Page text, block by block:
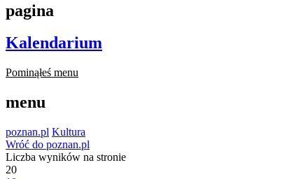
pagina
Kalendarium
Pominąłeś menu
menu
poznan.pl Kultura
Wróć do poznan.pl
Liczba wyników na stronie
20